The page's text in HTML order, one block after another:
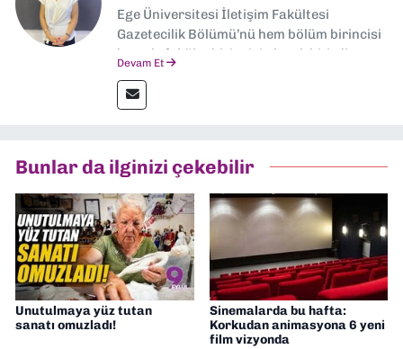
Ege Üniversitesi İletişim Fakültesi
Gazetecilik Bölümü’nü hem bölüm birincisi
hem de fakülte birincisi olarak bitirdim.
İletişim” üzerine yüksek lisans eğitimimi
tamamladım. Halen aynı anabilim dalında
Müdürü” olarak görev almaktayım. Hak
odaklı haberciliğe dair çalışmalar
yapıyorum
Devam Et
Bunlar da ilginizi çekebilir
Unutulmaya yüz tutan
sanatı omuzladı!
Sinemalarda bu hafta:
Korkudan animasyona 6 yeni
film vizyonda